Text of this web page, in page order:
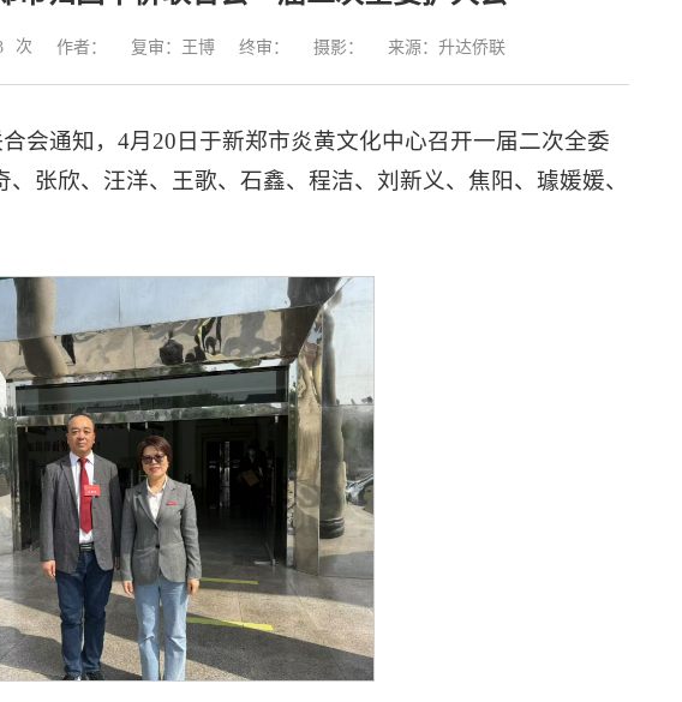
次 作者： 复审：王博 终审： 摄影： 来源：升达侨联
会通知，4月20日于新郑市炎黄文化中心召开一届二次全委
张欣、汪洋、王歌、石鑫、程洁、刘新义、焦阳、璩媛媛、